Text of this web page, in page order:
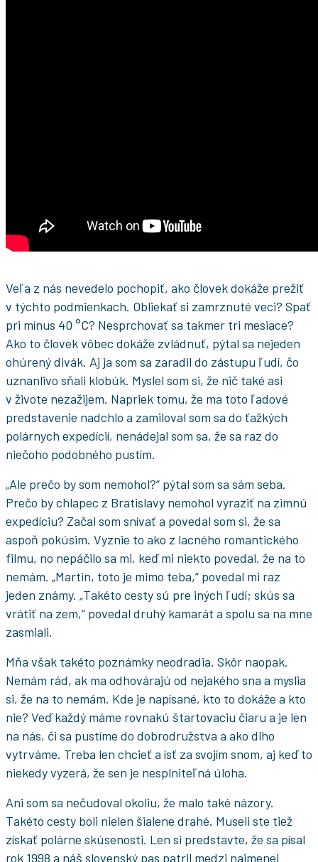
Veľa z nás nevedelo pochopiť, ako človek dokáže prežiť
v týchto podmienkach. Obliekať si zamrznuté veci? Spať
pri mínus 40 °C? Nesprchovať sa takmer tri mesiace?
Ako to človek vôbec dokáže zvládnuť, pýtal sa nejeden
ohúrený divák. Aj ja som sa zaradil do zástupu ľudí, čo
uznanlivo sňali klobúk. Myslel som si, že nič také asi
v živote nezažijem. Napriek tomu, že ma toto ľadové
predstavenie nadchlo a zamiloval som sa do ťažkých
polárnych expedícií, nenádejal som sa, že sa raz do
niečoho podobného pustím.
„Ale prečo by som nemohol?“ pýtal som sa sám seba.
Prečo by chlapec z Bratislavy nemohol vyraziť na zimnú
expedíciu? Začal som snívať a povedal som si, že sa
aspoň pokúsim. Vyznie to ako z lacného romantického
filmu, no nepáčilo sa mi, keď mi niekto povedal, že na to
nemám. „Martin, toto je mimo teba,“ povedal mi raz
jeden známy. „Takéto cesty sú pre iných ľudí; skús sa
vrátiť na zem,“ povedal druhý kamarát a spolu sa na mne
zasmiali.
Mňa však takéto poznámky neodradia. Skôr naopak.
Nemám rád, ak ma odhovárajú od nejakého sna a myslia
si, že na to nemám. Kde je napísané, kto to dokáže a kto
nie? Veď každý máme rovnakú štartovaciu čiaru a je len
na nás, či sa pustíme do dobrodružstva a ako dlho
vytrváme. Treba len chcieť a ísť za svojím snom, aj keď to
niekedy vyzerá, že sen je nesplniteľná úloha.
Ani som sa nečudoval okoliu, že malo také názory.
Takéto cesty boli nielen šialene drahé. Museli ste tiež
získať polárne skúsenosti. Len si predstavte, že sa písal
rok 1998 a náš slovenský pas patril medzi najmenej